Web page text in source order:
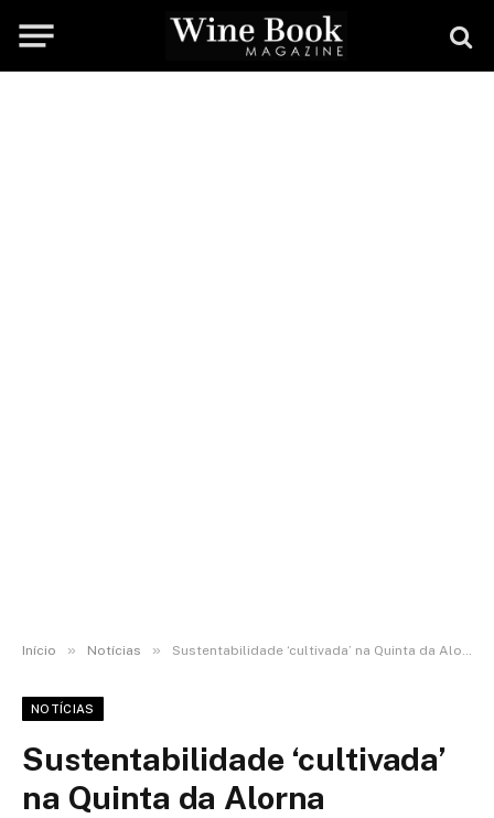
Início » Notícias » Sustentabilidade ‘cultivada’ na Quinta da Alorna
NOTÍCIAS
Sustentabilidade ‘cultivada’
na Quinta da Alorna